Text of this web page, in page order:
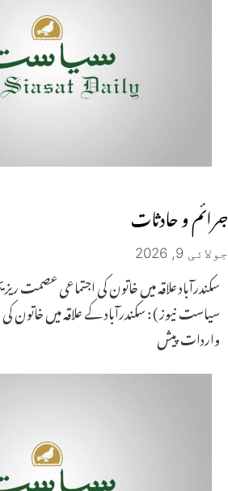
جـــرائـــم و حـــادثــات
جولائی 9, 2026
سیاست نیوز ) : سکندرآباد کے علاقہ میں
واردات پیش